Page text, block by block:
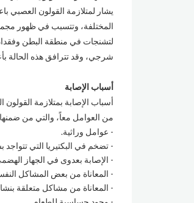
يشار لمتلازمة القولون العصبي
المختلفة، وتتسبب في ظهور
لتشنجات في منطقة البطن
شرجي، وقد تترافق هذه الحالة
أسباب الإصابة
أسباب الإصابة بمتلازمة
من العوامل معاً، والتي من
عوامل وراثية.
تضخم في البكتيريا التي
الإصابة بعدوى في الجهاز
المعاناة من بعض المشاكل
المعاناة من مشاكل متعلقة